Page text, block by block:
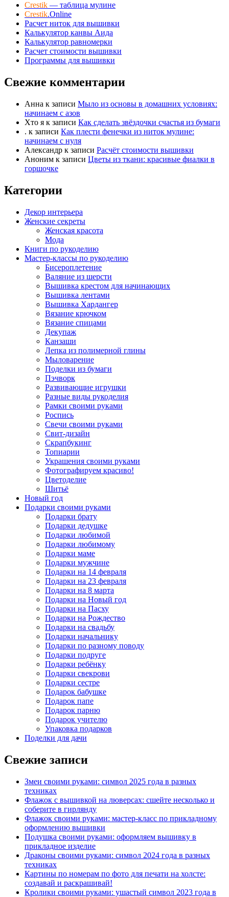
Crestik — таблица мулине
Crestik.Online
Расчет ниток для вышивки
Калькулятор канвы Аида
Калькулятор равномерки
Расчет стоимости вышивки
Программы для вышивки
Свежие комментарии
Анна к записи Мыло из основы в домашних условиях:
начинаем с азов
Хто я к записи Как сделать звёздочки счастья из бумаги
. к записи Как плести фенечки из ниток мулине:
начинаем с нуля
Александр к записи Расчёт стоимости вышивки
Аноним к записи Цветы из ткани: красивые фиалки в
горшочке
Категории
Декор интерьера
Женские секреты
Женская красота
Мода
Книги по рукоделию
Мастер-классы по рукоделию
Бисероплетение
Валяние из шерсти
Вышивка крестом для начинающих
Вышивка лентами
Вышивка Хардангер
Вязание крючком
Вязание спицами
Декупаж
Канзаши
Лепка из полимерной глины
Мыловарение
Поделки из бумаги
Пэчворк
Развивающие игрушки
Разные виды рукоделия
Рамки своими руками
Роспись
Свечи своими руками
Свит-дизайн
Скрапбукинг
Топиарии
Украшения своими руками
Фотографируем красиво!
Цветоделие
Шитьё
Новый год
Подарки своими руками
Подарки брату
Подарки дедушке
Подарки любимой
Подарки любимому
Подарки маме
Подарки мужчине
Подарки на 14 февраля
Подарки на 23 февраля
Подарки на 8 марта
Подарки на Новый год
Подарки на Пасху
Подарки на Рождество
Подарки на свадьбу
Подарки начальнику
Подарки по разному поводу
Подарки подруге
Подарки ребёнку
Подарки свекрови
Подарки сестре
Подарок бабушке
Подарок папе
Подарок парню
Подарок учителю
Упаковка подарков
Поделки для дачи
Свежие записи
Змеи своими руками: символ 2025 года в разных
техниках
Флажок с вышивкой на люверсах: сшейте несколько и
соберите в гирлянду
Флажок своими руками: мастер-класс по прикладному
оформлению вышивки
Подушка своими руками: оформляем вышивку в
прикладное изделие
Драконы своими руками: символ 2024 года в разных
техниках
Картины по номерам по фото для печати на холсте:
создавай и раскрашивай!
Кролики своими руками: ушастый символ 2023 года в